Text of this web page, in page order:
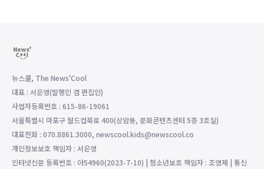
뉴스쿨, The News'Cool
대표 : 서은영(발행인 겸 편집인)
사업자등록번호 : 615-86-19061
서울특별시 마포구 월드컵북로 400(상암동, 문화콘텐츠센터 5층 3호실)
대표전화 : 070.8861.3000, newscool.kids@newscool.co
개인정보보호 책임자 : 서은영
인터넷신문 등록번호 : 아54960(2023-7-10) | 청소년보호 책임자 : 조영제 | 통신